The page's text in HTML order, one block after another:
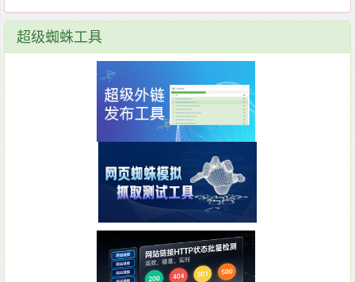
超级蜘蛛工具